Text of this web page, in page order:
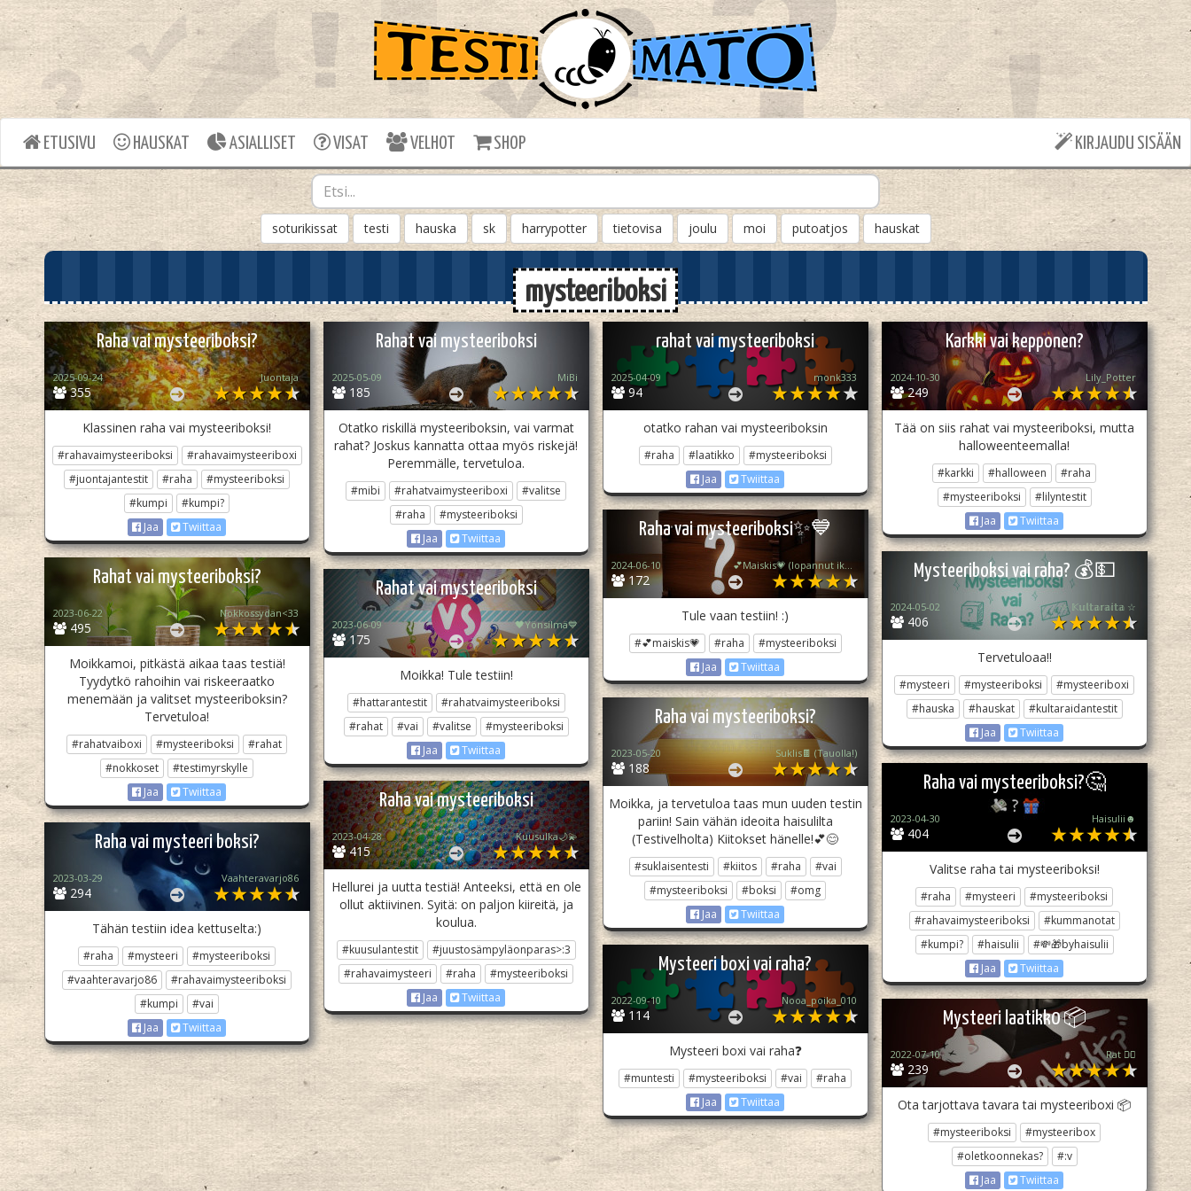
ETUSIVU HAUSKAT ASIALLISET VISAT VELHOT SHOP KIRJAUDU SISÄÄN
soturikissat testi hauska sk harrypotter tietovisa joulu moi putoatjos hauskat
mysteeriboksi
Raha vai mysteeriboksi?
355
2025-09-24 Juontaja
Klassinen raha vai mysteeriboksi!
#rahavaimysteeriboksi
#rahavaimysteeriboxi
#juontajantestit
#raha
#mysteeriboksi
#kumpi
#kumpi?
Jaa
Twiittaa
Rahat vai mysteeriboksi
185
2025-05-09 MiBi
Otatko riskillä mysteeriboksin, vai varmat
rahat? Joskus kannatta ottaa myös riskejä!
Peremmälle, tervetuloa.
#mibi #rahatvaimysteeriboxi
#valitse
#raha
#mysteeriboksi
Jaa
Twiittaa
rahat vai mysteeriboksi
94
2025-04-09 monk333
otatko rahan vai mysteeriboksin
#raha #laatikko
#mysteeriboksi
Jaa
Twiittaa
Karkki vai kepponen?
249
2024-10-30 Lily_Potter
Tää on siis rahat vai mysteeriboksi, mutta
halloweenteemalla!
#karkki #halloween
#raha
#mysteeriboksi
#lilyntestit
Jaa
Twiittaa
Raha vai mysteeriboksi✨️💙
172
2024-06-10 💕Maiskis💗 (lopannut ikuisesti💔)
Tule vaan testiin! :)
#💕maiskis💗 #raha
#mysteeriboksi
Jaa
Twiittaa
Mysteeriboksi vai raha? 💰💵
406
2024-05-02 ☆ 𝕂𝕦𝕝𝕥𝕒𝕣𝕒𝕚𝕥𝕒 ☆
Tervetuloaa!!
#mysteeri #mysteeriboksi
#mysteeriboxi
#hauska
#hauskat
#kultaraidantestit
Jaa
Twiittaa
Rahat vai mysteeriboksi?
495
2023-06-22 Nokkossydän<33
Moikkamoi, pitkästä aikaa taas testiä!
Tyydytkö rahoihin vai riskeeraatko
menemään ja valitset mysteeriboksin?
Tervetuloa!
#rahatvaiboxi #mysteeriboksi
#rahat
#nokkoset
#testimyrskylle
Jaa
Twiittaa
Rahat vai mysteeriboksi
175
2023-06-09 🖤Yönsilmä💙
Moikka! Tule testiin!
#hattarantestit
#rahatvaimysteeriboksi
#rahat
#vai #valitse
#mysteeriboksi
Jaa
Twiittaa
Raha vai mysteeriboksi?
188
2023-05-20 Suklis🍫 (Tauolla!)
Moikka, ja tervetuloa taas mun uuden testin
pariin! Sain vähän ideoita haisulilta
(Testivelholta) Kiitokset hänelle!💕😊
#suklaisentesti #kiitos #raha
#vai
#mysteeriboksi
#boksi
#omg
Jaa
Twiittaa
Raha vai mysteeriboksi?🤔
404
2023-04-30 Haisulii☻️
Valitse raha tai mysteeriboksi!
#raha #mysteeri
#mysteeriboksi
#rahavaimysteeriboksi
#kummanotat
#kumpi?
#haisulii
#💸🎁byhaisulii
Jaa
Twiittaa
Raha vai mysteeriboksi
415
2023-04-28 Kuusulka🌙💫
Hellurei ja uutta testiä! Anteeksi, että en ole
ollut aktiivinen. Syitä: on paljon kiireitä, ja
koulua.
#kuusulantestit
#juustosämpyläonparas>:3
#rahavaimysteeri
#raha
#mysteeriboksi
Jaa
Twiittaa
Raha vai mysteeri boksi?
294
2023-03-29 Vaahteravarjo86
Tähän testiin idea kettuselta:)
#raha #mysteeri
#mysteeriboksi
#vaahteravarjo86
#rahavaimysteeriboksi
#kumpi
#vai
Jaa
Twiittaa
Mysteeri boxi vai raha?
114
2022-09-10 Nooa_poika_010
Mysteeri boxi vai raha❓
#muntesti #mysteeriboksi #vai
#raha
Jaa
Twiittaa
Mysteeri laatikk0 📦
239
2022-07-10 Rat 🏳️‍🌈
Ota tarjottava tavara tai mysteeriboxi 📦
#mysteeriboksi
#mysteeribox
#oletkoonnekas?
#:v
Jaa
Twiittaa